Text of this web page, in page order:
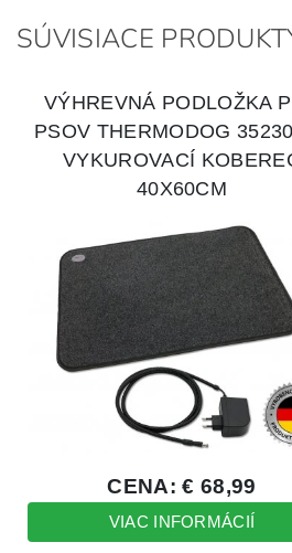
SÚVISIACE